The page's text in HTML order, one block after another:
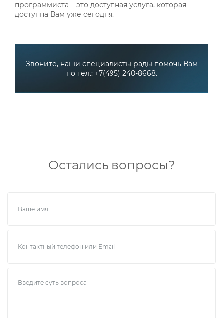
программиста – это доступная услуга, которая
доступна Вам уже сегодня.
Звоните, наши специалисты рады помочь Вам
по тел.: +7(495) 240-8668.
Остались вопросы?